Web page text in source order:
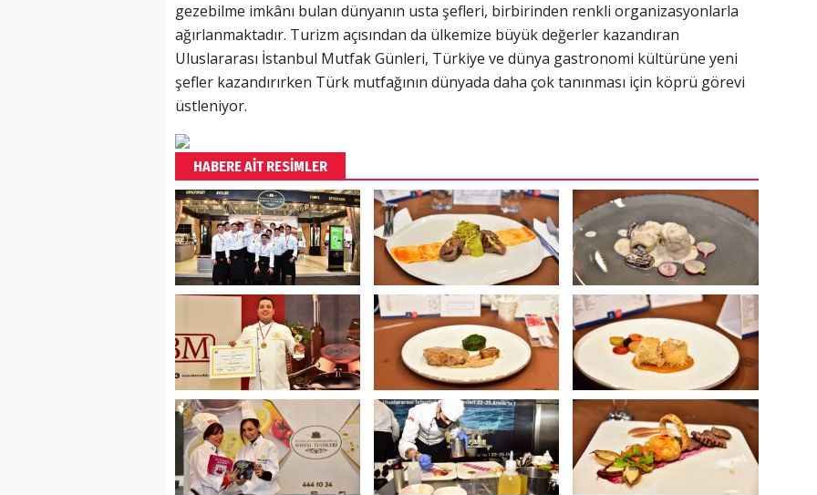
gezebilme imkânı bulan dünyanın usta şefleri, birbirinden renkli organizasyonlarla
ağırlanmaktadır. Turizm açısından da ülkemize büyük değerler kazandıran
Uluslararası İstanbul Mutfak Günleri, Türkiye ve dünya gastronomi kültürüne yeni
şefler kazandırırken Türk mutfağının dünyada daha çok tanınması için köprü görevi
üstleniyor.
HABERE AİT RESİMLER